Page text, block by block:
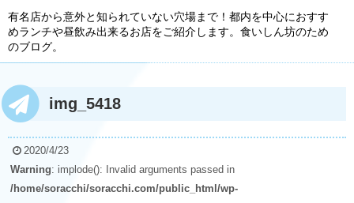
有名店から意外と知られていない穴場まで！都内を中心におすす
めランチや昼飲み出来るお店をご紹介します。食いしん坊のため
のブログ。
img_5418
2020/4/23
Warning: implode(): Invalid arguments passed in
/home/soracchi/soracchi.com/public_html/wp-